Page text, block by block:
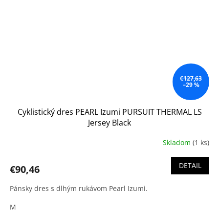
€127,63
–29 %
Cyklistický dres PEARL Izumi PURSUIT THERMAL LS
Jersey Black
Skladom (1 ks)
€90,46 DETAIL
Pánsky dres s dlhým rukávom Pearl Izumi.
M